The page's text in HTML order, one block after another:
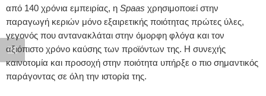
από 140 χρόνια εμπειρίας, η Spaas χρησιμοποιεί στην
παραγωγή κεριών μόνο εξαιρετικής ποιότητας πρώτες ύλες,
γεγονός που αντανακλάται στην όμορφη φλόγα και τον
αξιόπιστο χρόνο καύσης των προϊόντων της. Η συνεχής
καινοτομία και προσοχή στην ποιότητα υπήρξε ο πιο σημαντικός
παράγοντας σε όλη την ιστορία της.